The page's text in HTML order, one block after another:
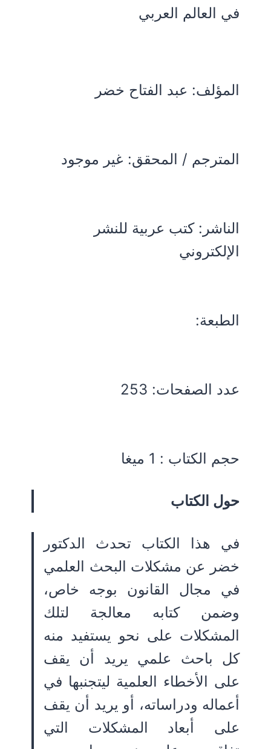
في العالم العربي
المؤلف: عبد الفتاح خضر
المترجم / المحقق: غير موجود
الناشر: كتب عربية للنشر
الإلكتروني
الطبعة:
عدد الصفحات: 253
حجم الكتاب : 1 ميغا
حول الكتاب
في هذا الكتاب تحدث الدكتور
خضر عن مشكلات البحث العلمي
في مجال القانون بوجه خاص،
وضمن كتابه معالجة لتلك
المشكلات على نحو يستفيد منه
كل باحث علمي يريد أن يقف
على الأخطاء العلمية ليتجنبها في
أعماله ودراساته، أو يريد أن يقف
على أبعاد المشكلات التي